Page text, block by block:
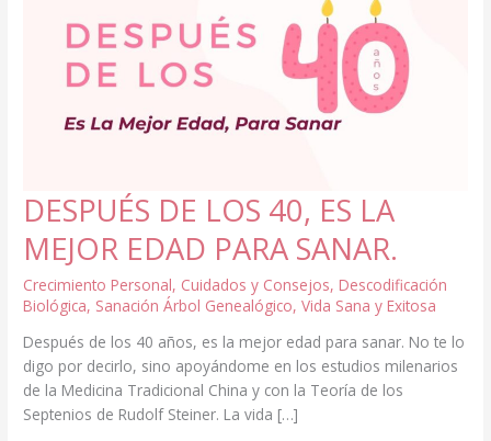
DESPUÉS DE LOS 40, ES LA
MEJOR EDAD PARA SANAR.
Crecimiento Personal, Cuidados y Consejos, Descodificación
Biológica, Sanación Árbol Genealógico,Vida Sana y Exitosa
Después de los 40 años, es la mejor edad para sanar. No te lo
digo por decirlo, sino apoyándome en los estudios milenarios
de la Medicina Tradicional China y con la Teoría de los
Septenios de Rudolf Steiner. La vida […]